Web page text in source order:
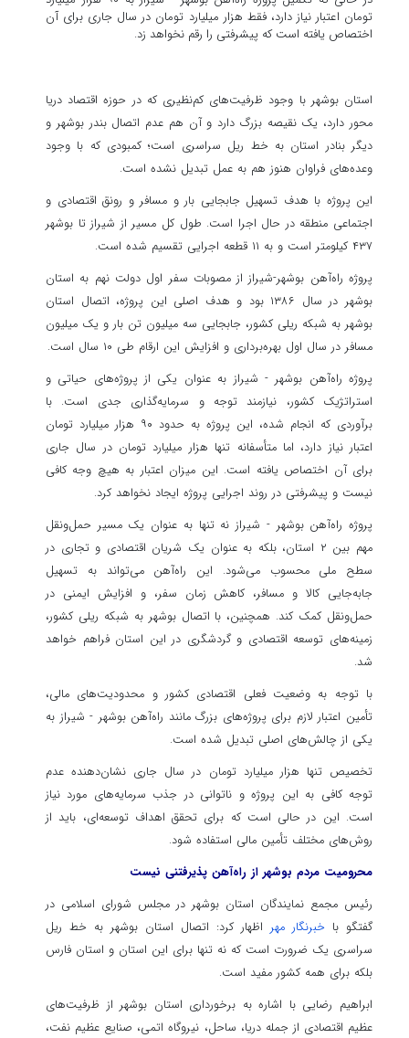
تومان اعتبار نیاز دارد، فقط هزار میلیارد تومان در سال جاری برای آن
اختصاص یافته است که پیشرفتی را رقم نخواهد زد.
استان بوشهر با وجود ظرفیت‌های کم‌نظیری که در حوزه اقتصاد دریا
محور دارد، یک نقیصه بزرگ دارد و آن هم عدم اتصال بندر بوشهر و
دیگر بنادر استان به خط ریل سراسری است؛ کمبودی که با وجود
وعده‌های فراوان هنوز هم به عمل تبدیل نشده است.
این پروژه با هدف تسهیل جابجایی بار و مسافر و رونق اقتصادی و
اجتماعی منطقه در حال اجرا است. طول کل مسیر از شیراز تا بوشهر
۴۳۷ کیلومتر است و به ۱۱ قطعه اجرایی تقسیم شده است.
پروژه راه‌آهن بوشهر-شیراز از مصوبات سفر اول دولت نهم به استان
بوشهر در سال ۱۳۸۶ بود و هدف اصلی این پروژه، اتصال استان
بوشهر به شبکه ریلی کشور، جابجایی سه میلیون تن بار و یک میلیون
مسافر در سال اول بهره‌برداری و افزایش این ارقام طی ۱۰ سال است.
پروژه راه‌آهن بوشهر - شیراز به عنوان یکی از پروژه‌های حیاتی و
استراتژیک کشور، نیازمند توجه و سرمایه‌گذاری جدی است. با
برآوردی که انجام شده، این پروژه به حدود ۹۰ هزار میلیارد تومان
اعتبار نیاز دارد، اما متأسفانه تنها هزار میلیارد تومان در سال جاری
برای آن اختصاص یافته است. این میزان اعتبار به هیچ وجه کافی
نیست و پیشرفتی در روند اجرایی پروژه ایجاد نخواهد کرد.
پروژه راه‌آهن بوشهر - شیراز نه تنها به عنوان یک مسیر حمل‌ونقل
مهم بین ۲ استان، بلکه به عنوان یک شریان اقتصادی و تجاری در
سطح ملی محسوب می‌شود. این راه‌آهن می‌تواند به تسهیل
جابه‌جایی کالا و مسافر، کاهش زمان سفر، و افزایش ایمنی در
حمل‌ونقل کمک کند. همچنین، با اتصال بوشهر به شبکه ریلی کشور،
زمینه‌های توسعه اقتصادی و گردشگری در این استان فراهم خواهد
شد.
با توجه به وضعیت فعلی اقتصادی کشور و محدودیت‌های مالی،
تأمین اعتبار لازم برای پروژه‌های بزرگ مانند راه‌آهن بوشهر - شیراز به
یکی از چالش‌های اصلی تبدیل شده است.
تخصیص تنها هزار میلیارد تومان در سال جاری نشان‌دهنده عدم
توجه کافی به این پروژه و ناتوانی در جذب سرمایه‌های مورد نیاز
است. این در حالی است که برای تحقق اهداف توسعه‌ای، باید از
روش‌های مختلف تأمین مالی استفاده شود.
محرومیت مردم بوشهر از راه‌آهن پذیرفتنی نیست
رئیس مجمع نمایندگان استان بوشهر در مجلس شورای اسلامی در
گفتگو با خبرنگار مهر اظهار کرد: اتصال استان بوشهر به خط ریل
سراسری یک ضرورت است که نه تنها برای این استان و استان فارس
بلکه برای همه کشور مفید است.
ابراهیم رضایی با اشاره به برخورداری استان بوشهر از ظرفیت‌های
عظیم اقتصادی از جمله دریا، ساحل، نیروگاه اتمی، صنایع عظیم نفت،